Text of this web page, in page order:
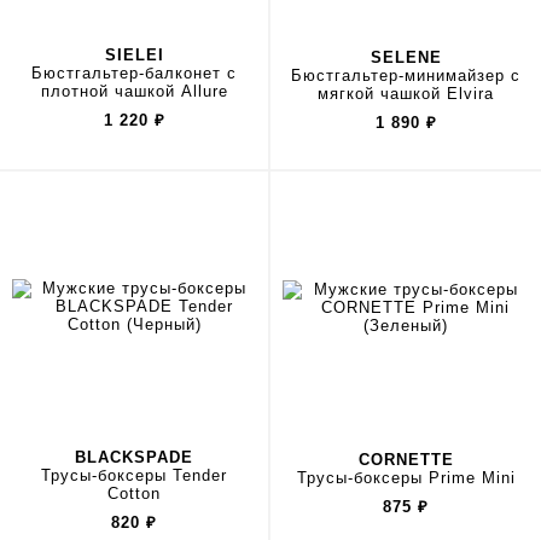
SIELEI
Бюстгальтер-балконет с
плотной чашкой Allure
1 220 ₽
SELENE
Бюстгальтер-минимайзер с
мягкой чашкой Elvira
1 890 ₽
BLACKSPADE
Трусы-боксеры Tender
Cotton
820 ₽
CORNETTE
Трусы-боксеры Prime Mini
875 ₽